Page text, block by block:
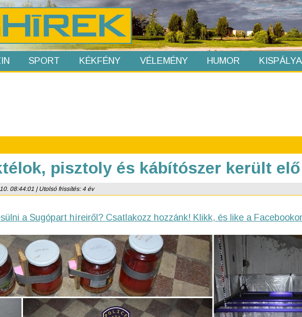
SPORT KÉKFÉNY VÉLEMÉNY HUMOR KISPÁLYA
pisztoly és kábítószer került elő
08:44:01 | Utolsó frissítés: 4 év
a Sugópart híreiről? Csatlakozz hozzánk! Klikk, és like a